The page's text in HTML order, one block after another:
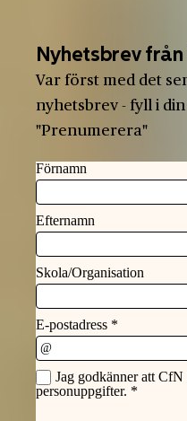
Nyhetsbrev
Var först med det
nyhetsbrev - fyll i
"Prenumerera"